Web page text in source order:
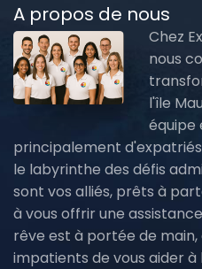
A propos de nous
Chez
nous
l'île
équipe
principalement
le labyrinthe des défis
sont vos alliés, prêts à
à vous offrir une
rêve est à portée de
impatients de vous aider à